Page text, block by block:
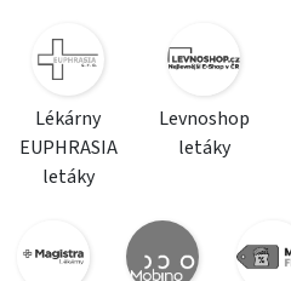
Lékárny
EUPHRASIA
letáky
Levnoshop
letáky